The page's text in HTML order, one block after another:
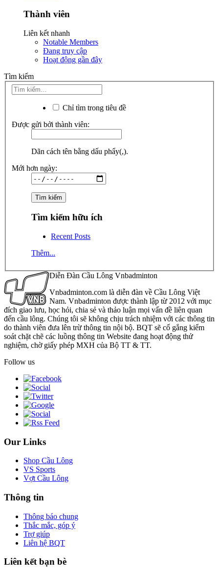
Thành viên
Liên kết nhanh
Notable Members
Đang truy cập
Hoạt động gần đây
Tìm kiếm
Chỉ tìm trong tiêu đề
Được gửi bởi thành viên:
Dãn cách tên bằng dấu phẩy(,).
Mới hơn ngày:
Tìm kiếm hữu ích
Recent Posts
Thêm...
Diễn Đàn Cầu Lông Vnbadminton
Vnbadminton.com là diễn đàn về Cầu Lông Việt
Nam. Vnbadminton được thành lập từ 2012 với mục
đích giao lưu, học hỏi, chia sẻ và thảo luận mọi vấn đề liên quan
đến cầu lông. Chúng tôi sẽ không chịu trách nhiệm với các thông tin
do thành viên đưa lên trừ thông tin nội bộ. BQT sẽ cố gắng kiểm
soát chặt chẽ các luồng thông tin Website đang hoạt động thử
nghiệm, chờ giấy phép MXH của Bộ TT & TT.
Follow us
Our Links
Shop Cầu Lông
VS Sports
Vợt Cầu Lông
Thông tin
Thông báo chung
Thắc mắc, góp ý
Trợ giúp
Liên hệ BQT
Liên kết bạn bè